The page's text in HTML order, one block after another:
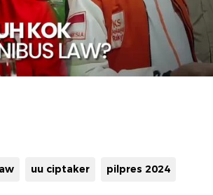
uu ciptaker pilpres 2024